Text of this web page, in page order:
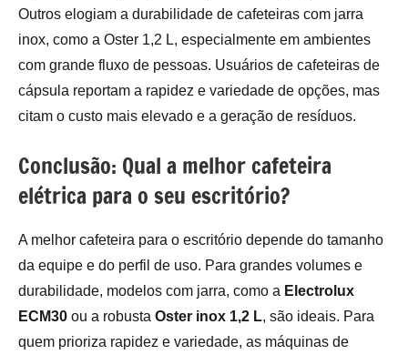
Outros elogiam a durabilidade de cafeteiras com jarra
inox, como a Oster 1,2 L, especialmente em ambientes
com grande fluxo de pessoas. Usuários de cafeteiras de
cápsula reportam a rapidez e variedade de opções, mas
citam o custo mais elevado e a geração de resíduos.
Conclusão: Qual a melhor cafeteira
elétrica para o seu escritório?
A melhor cafeteira para o escritório depende do tamanho
da equipe e do perfil de uso. Para grandes volumes e
durabilidade, modelos com jarra, como a Electrolux
ECM30 ou a robusta Oster inox 1,2 L, são ideais. Para
quem prioriza rapidez e variedade, as máquinas de